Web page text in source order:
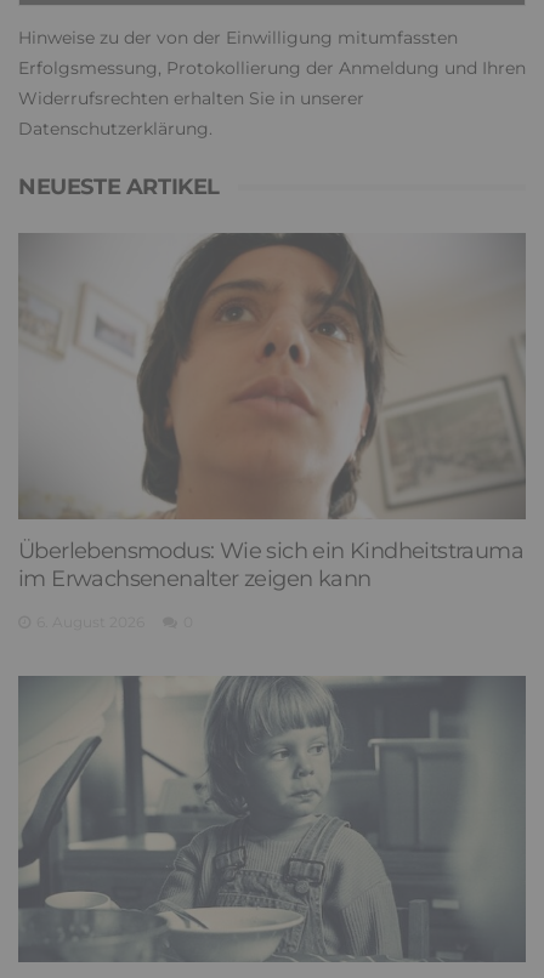
Hinweise zu der von der Einwilligung mitumfassten
Erfolgsmessung, Protokollierung der Anmeldung und Ihren
Widerrufsrechten erhalten Sie in unserer
Datenschutzerklärung.
NEUESTE ARTIKEL
Überlebensmodus: Wie sich ein Kindheitstrauma
im Erwachsenenalter zeigen kann